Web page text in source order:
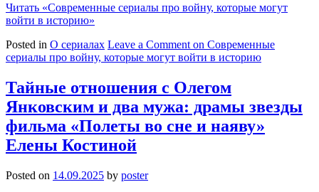
Читать «Современные сериалы про войну, которые могут
войти в историю»
Posted in О сериалах Leave a Comment on Современные
сериалы про войну, которые могут войти в историю
Тайные отношения с Олегом
Янковским и два мужа: драмы звезды
фильма «Полеты во сне и наяву»
Елены Костиной
Posted on 14.09.2025 by poster